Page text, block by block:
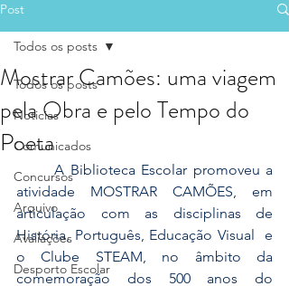
Post
Todos os posts
Noticias
Comunicados
Concursos
Arquivo
Avaliações
Desporto Escolar
Todos os posts
Mostrar Camões: uma viagem
pela Obra e pelo Tempo do
Poeta
	A Biblioteca Escolar promoveu a
atividade MOSTRAR CAMÕES, em
articulação com as disciplinas de
História, Português, Educação Visual  e
o Clube STEAM, no âmbito da
comemoração dos 500 anos do